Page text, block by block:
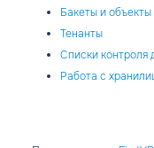
войти в кабинет
Бакеты и объекты
Тенанты
Списки контроля
Работа с